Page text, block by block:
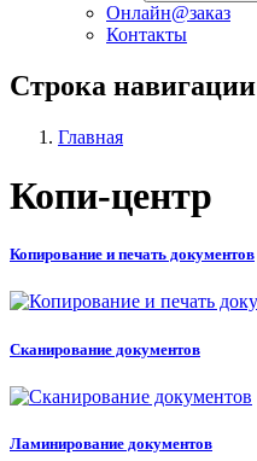
Онлайн@заказ
Контакты
Строка навигации
Главная
Копи-центр
Копирование и печать документов
Сканирование документов
Ламинирование документов